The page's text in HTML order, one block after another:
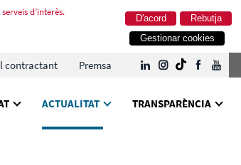
d’interès.
Rebutja
D'acord
Gestionar cookies
contractant Premsa
ACTUALITAT TRANSPARÈNCIA